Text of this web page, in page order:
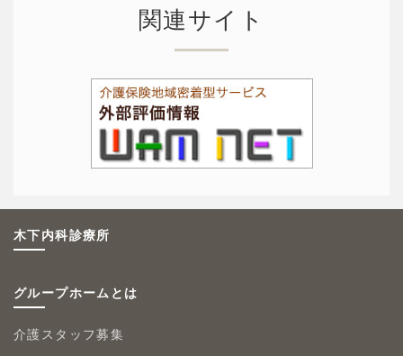
関連サイト
木下内科診療所
グループホームとは
介護スタッフ募集